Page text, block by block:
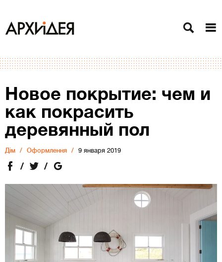
Новое покрытие: чем и
как покрасить
деревянный пол
Дiм Оформлення 9 января 2019